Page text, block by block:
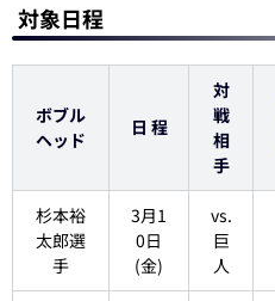
対象日程
ボブル
ヘッド
日 程
対
戦
相
手
杉本裕
太郎選
手
3月1
0日
(金)
vs.
巨
人